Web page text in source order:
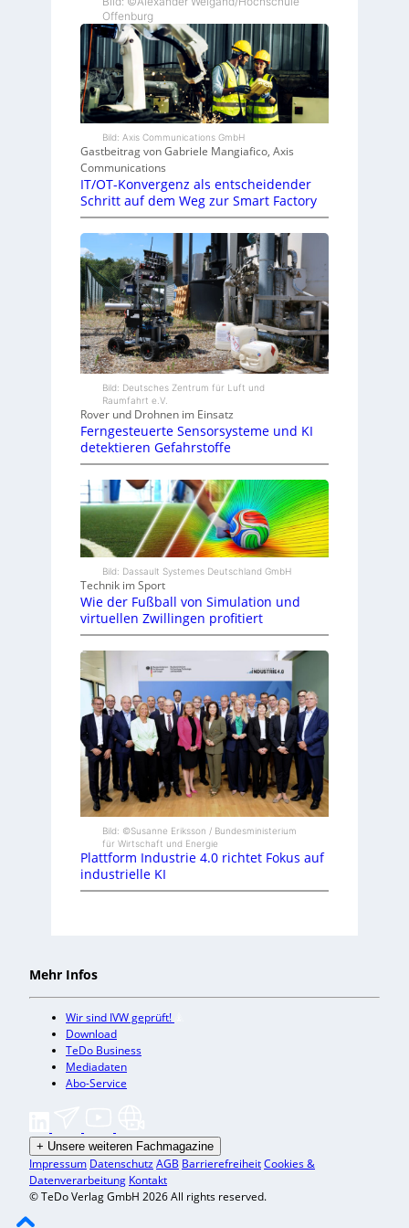
Offenburg
Bild: Axis Communications GmbH
Gastbeitrag von Gabriele Mangiafico, Axis
Communications
IT/OT-Konvergenz als entscheidender
Schritt auf dem Weg zur Smart Factory
Bild: Deutsches Zentrum für Luft und
Raumfahrt e.V.
Rover und Drohnen im Einsatz
Ferngesteuerte Sensorsysteme und KI
detektieren Gefahrstoffe
Bild: Dassault Systemes Deutschland GmbH
Technik im Sport
Wie der Fußball von Simulation und
virtuellen Zwillingen profitiert
Bild: ©Susanne Eriksson / Bundesministerium
für Wirtschaft und Energie
Plattform Industrie 4.0 richtet Fokus auf
industrielle KI
Mehr Infos
Wir sind IVW geprüft!
Download
TeDo Business
Mediadaten
Abo-Service
+ Unsere weiteren Fachmagazine
Impressum DatenschutzAGB BarrierefreiheitCookies &
Datenverarbeitung Kontakt
© TeDo Verlag GmbH 2026 All rights reserved.